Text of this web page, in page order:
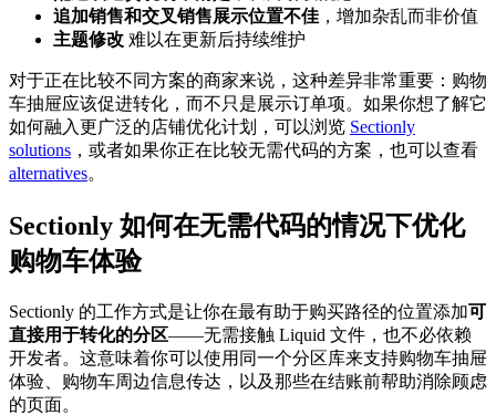
追加销售和交叉销售展示位置不佳 ，增加杂乱而非价值
主题修改 难以在更新后持续维护
对于正在比较不同方案的商家来说，这种差异非常重要：购物
车抽屉应该促进转化，而不只是展示订单项。如果你想了解它
如何融入更广泛的店铺优化计划，可以浏览 Sectionly
solutions ，或者如果你正在比较无需代码的方案，也可以查看
alternatives。
Sectionly 如何在无需代码的情况下优化
购物车体验
Sectionly 的工作方式是让你在最有助于购买路径的位置添加可
直接用于转化的分区——无需接触 Liquid 文件，也不必依赖
开发者。这意味着你可以使用同一个分区库来支持购物车抽屉
体验、购物车周边信息传达，以及那些在结账前帮助消除顾虑
的页面。